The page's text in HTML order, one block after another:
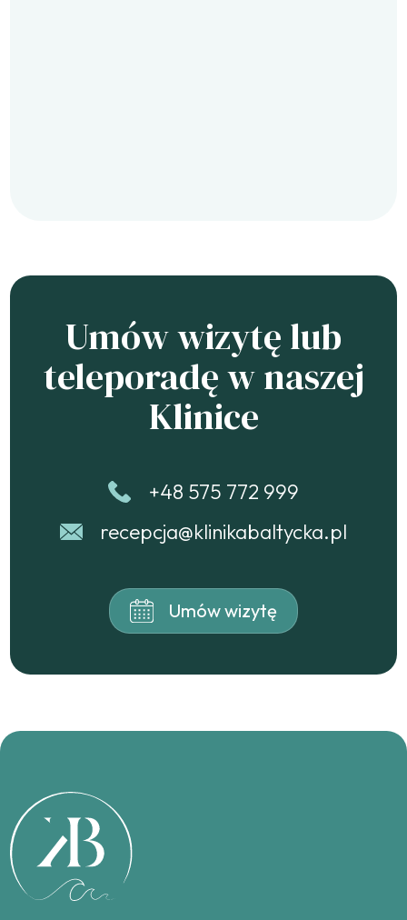
Umów wizytę lub
teleporadę w naszej
Klinice
+48 575 772 999
recepcja@klinikabaltycka.pl
Umów wizytę